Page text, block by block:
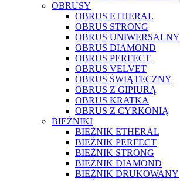
OBRUSY
OBRUS ETHERAL
OBRUS STRONG
OBRUS UNIWERSALNY
OBRUS DIAMOND
OBRUS PERFECT
OBRUS VELVET
OBRUS ŚWIĄTECZNY
OBRUS Z GIPIURĄ
OBRUS KRATKA
OBRUS Z CYRKONIĄ
BIEŻNIKI
BIEŻNIK ETHERAL
BIEŻNIK PERFECT
BIEŻNIK STRONG
BIEŻNIK DIAMOND
BIEŻNIK DRUKOWANY